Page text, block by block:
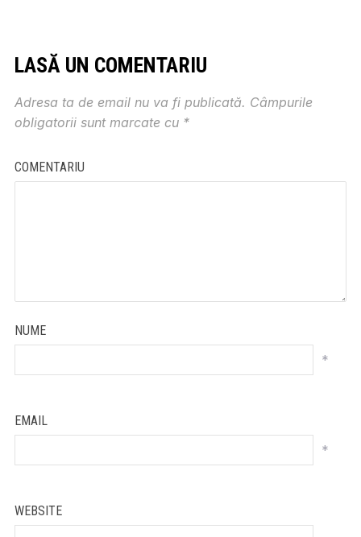
LASĂ UN COMENTARIU
Adresa ta de email nu va fi publicată. Câmpurile
obligatorii sunt marcate cu *
COMENTARIU
NUME
*
EMAIL
*
WEBSITE